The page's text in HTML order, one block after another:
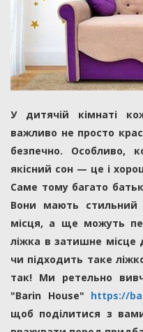
У дитячій кімнаті
важливо не просто
безпечно. Особливо,
якісний сон — це і
Саме тому багато
Вони мають стильний
місця, а ще можуть
ліжка в затишне місце
чи підходить таке
так! Ми ретельно
"Barin House" https://
щоб поділитися з